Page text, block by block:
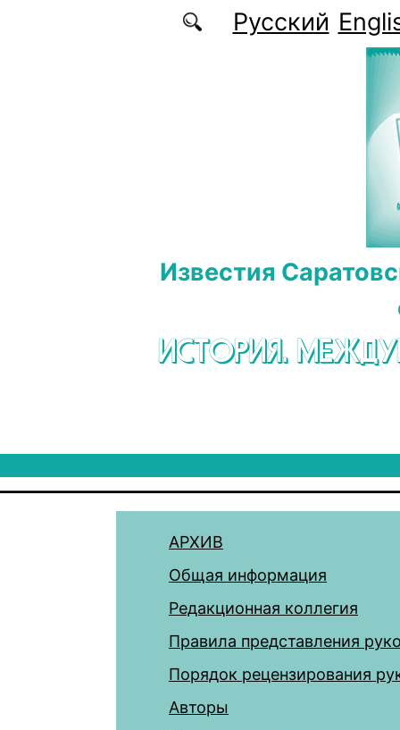
Перейти к основному содержаниюРусский
Известия
ИСТОРИЯ.
АРХИВ
Общая информация
Редакционная коллегия
Правила представления
Порядок рецензирования
Авторы